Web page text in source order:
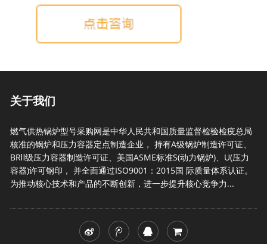
关于我们
燃气供热锅炉型号采购网是中华人民共和国质量监督检验检疫总局
核准的锅炉和压力容器定点制造企业， 持有A级锅炉制造许可证、
BRⅡ级压力容器制造许可证、美国ASME标准S(动力锅炉)、U(压力
容器)许可钢印， 并全面通过ISO9001：2015国 际质量体系认证。
为推动核心技术和产品的不断创新，进一步提升核心竞争力...